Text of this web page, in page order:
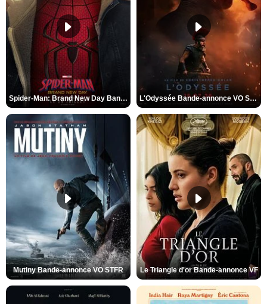
Spider-Man: Brand New Day Bande-annonce VO STFR L'Odyssée Bande-annonce VO STFR
Mutiny Bande-annonce VO STFR Le Triangle d'or Bande-annonce VF